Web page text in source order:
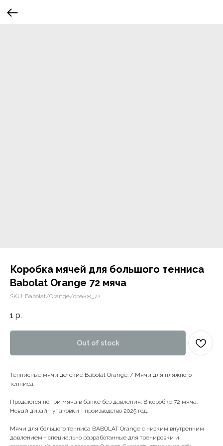
Коробка мячей для большого тенниса
Babolat Orange 72 мяча
SKU: Babolat/Orange/оранж_72
1 р.
Out of stock
Теннисные мячи детские Babolat Orange. / Мячи для пляжного
тенниса.
Продаются по три мяча в банке без давления. В коробке 72 мяча.
Новый дизайн упаковки - производство 2025 год.
Мячи для большого тенниса BABOLAT Orange с низким внутренним
давлением - специально разработанные для тренировки и